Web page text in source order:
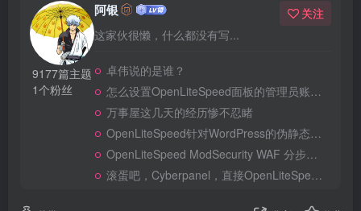
9177篇主题
1个粉丝
阿银
这家伙很懒，什么都没有写...
关注
卓伟说的是谁？
怎么设置OpenLiteSpeed面板的管理员账号和密码？
万事屋这几天的经历惨不忍睹
OpenLiteSpeed针对WordPress的伪静态及安全规则
OpenLiteSpeed ModSecurity WAF 分步完整部署手册
滚蛋吧，Cyberpanel，直接OpenLiteSpeed一键搞定！